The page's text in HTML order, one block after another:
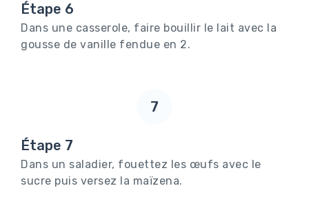
Étape 6
Dans une casserole, faire bouillir le lait avec la
gousse de vanille fendue en 2.
7
Étape 7
Dans un saladier, fouettez les œufs avec le
sucre puis versez la maïzena.